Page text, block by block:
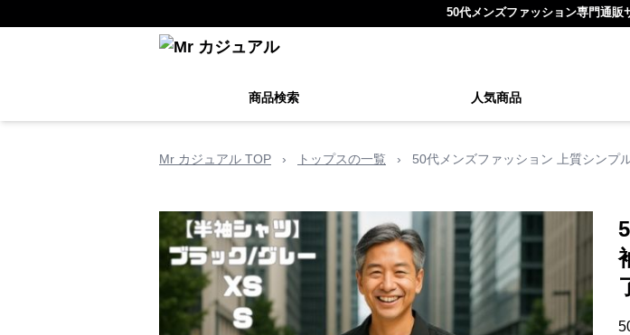
50代メンズファッション専門通販
商品検索 人気商品
Mr カジュアル TOP › トップスの一覧 › 50代メンズファッション 上質シン